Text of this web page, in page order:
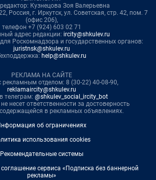
Кузнецова Зоя Валерьевна
Россия, г. Иркутск, ул. Советская, стр. 42, пом. 7
(офис 206),
телефон +7 (924) 603 02 71
адрес редакции: ircity@shkulev.ru
Роскомнадзора и государственных органов:
juristnsk@shkulev.ru
help@shkulev.ru
РЕКЛАМА НА САЙТЕ
рекламным отделом: 8 (30-22) 40-08-90,
reklamaircity@shkulev.ru
телеграм: @shkulev_social_ircity_bot
несет ответственности за достоверность
в рекламных объявлениях.
об ограничениях
использования cookies
Рекомендательные системы
сервиса «Подписка без баннерной
рекламы»